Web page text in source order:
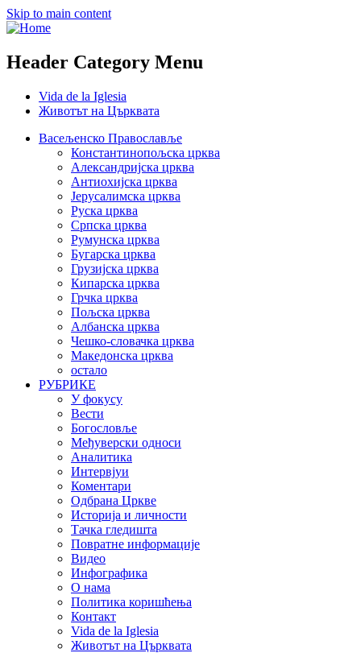
Skip to main content
Header Category Menu
Vida de la Iglesia
Животът на Църквата
Васељенско Православље
Константинопољска црква
Александријска црква
Антиохијска црква
Јерусалимска црква
Руска црква
Српска црква
Румунска црква
Бугарска црква
Грузијска црква
Кипарска црква
Грчка црква
Пољска црква
Албанска црква
Чешко-словачка црква
Македонска црква
остало
РУБРИКЕ
У фокусу
Вести
Богословље
Међуверски односи
Аналитика
Интервјуи
Коментари
Одбрана Цркве
Историја и личности
Тачка гледишта
Повратне информације
Видео
Инфографика
О нама
Политика коришћења
Контакт
Vida de la Iglesia
Животът на Църквата